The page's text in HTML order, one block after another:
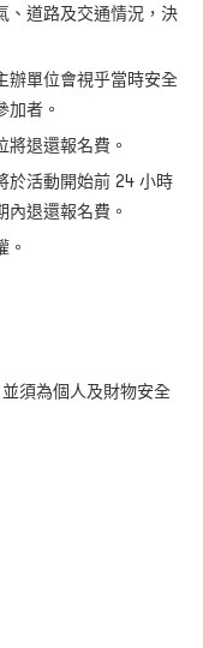
、道路及交通情況，決
辦單位會視乎當時安全
加者。
退還報名費。
於活動開始前 24 小時
退還報名費。
。
須為個人及財物安全